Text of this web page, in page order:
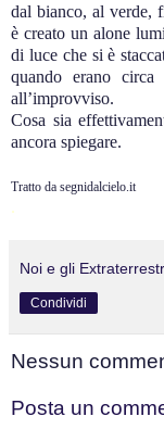
dal bianco, al verde,
è creato un alone
di luce che si è
quando erano
all’improvviso.
Cosa sia
ancora spiegare.
Tratto da segnidalcielo.it
.
Noi e gli
Condividi
Nessun
Posta un